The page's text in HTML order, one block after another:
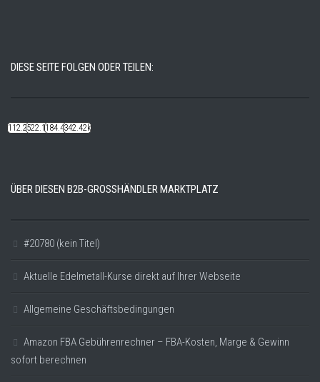
DIESE SEITE FOLGEN ODER TEILEN:
112.22k522.14k184.48k342.42k
ÜBER DIESEN B2B-GROSSHÄNDLER MARKTPLATZ
#20780 (kein Titel)
Aktuelle Edelmetall-Kurse direkt auf Ihrer Webseite
Allgemeine Geschäftsbedingungen
Amazon FBA Gebührenrechner – FBA-Kosten, Marge & Gewinn
sofort berechnen